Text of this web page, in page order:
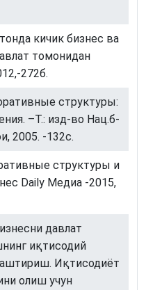
кичик бизнес ва
томонидан
272б.
структуры:
–Т.: изд-во Нац.б-
2005. -132с.
структуры и
Daily Медиа -2015,
давлат
иқтисодий
Иқтисодиёт
олиш учун